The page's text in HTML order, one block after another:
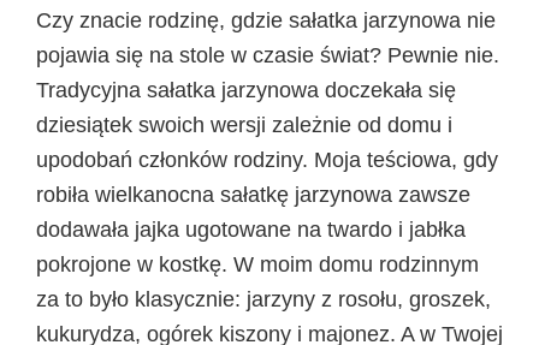
Czy znacie rodzinę, gdzie sałatka jarzynowa nie
pojawia się na stole w czasie świat? Pewnie nie.
Tradycyjna sałatka jarzynowa doczekała się
dziesiątek swoich wersji zależnie od domu i
upodobań członków rodziny. Moja teściowa, gdy
robiła wielkanocna sałatkę jarzynowa zawsze
dodawała jajka ugotowane na twardo i jabłka
pokrojone w kostkę. W moim domu rodzinnym
za to było klasycznie: jarzyny z rosołu, groszek,
kukurydza, ogórek kiszony i majonez. A w Twojej